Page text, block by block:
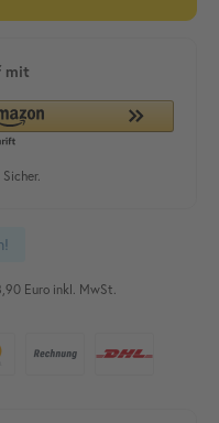
Euro inkl. MwSt.